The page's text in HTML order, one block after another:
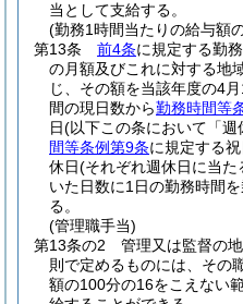
当として支給する。
(勤務1時間当たりの給与額
第13条
前4条に規定する勤
の月額及びこれに対する地
じ、その額を当該年度の4
間の現日数から勤務時間等
日(以下この条において「週
間等条例第9条に規定する
休日(それぞれ週休日に当た
いた日数に1日の勤務時間
る。
(管理職手当)
第13条の2
管理又は監督の
則で定めるものには、その
額の100分の16をこえない